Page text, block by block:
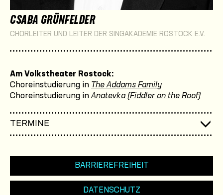
CSABA GRÜNFELDER
CHORLEITER UND LEITER DER SINGAKADEMIE ROSTOCK E.V.
Am Volkstheater Rostock:
Choreinstudierung in The Addams Family
Choreinstudierung in Anatevka (Fiddler on the Roof)
TERMINE
BARRIEREFREIHEIT
DATENSCHUTZ